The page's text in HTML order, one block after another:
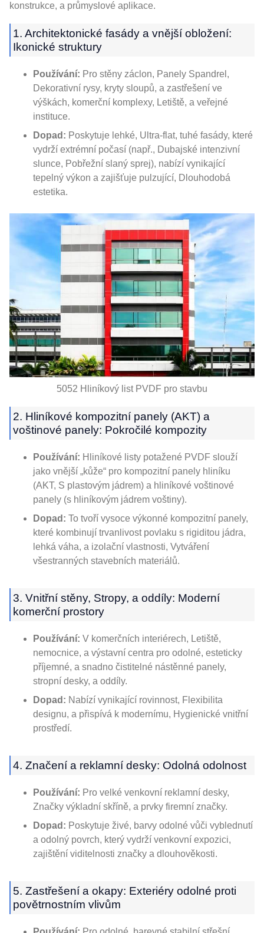
konstrukce, a průmyslové aplikace.
1. Architektonické fasády a vnější obložení:
Ikonické struktury
Používání: Pro stěny záclon, Panely Spandrel,
Dekorativní rysy, kryty sloupů, a zastřešení ve
výškách, komerční komplexy, Letiště, a veřejné
instituce.
Dopad: Poskytuje lehké, Ultra-flat, tuhé fasády, které
vydrží extrémní počasí (např., Dubajské intenzivní
slunce, Pobřežní slaný sprej), nabízí vynikající
tepelný výkon a zajišťuje pulzující, Dlouhodobá
estetika.
5052 Hliníkový list PVDF pro stavbu
2. Hliníkové kompozitní panely (AKT) a
voštinové panely: Pokročilé kompozity
Používání: Hliníkové listy potažené PVDF slouží
jako vnější „kůže“ pro kompozitní panely hliníku
(AKT, S plastovým jádrem) a hliníkové voštinové
panely (s hliníkovým jádrem voštiny).
Dopad: To tvoří vysoce výkonné kompozitní panely,
které kombinují trvanlivost povlaku s rigiditou jádra,
lehká váha, a izolační vlastnosti, Vytváření
všestranných stavebních materiálů.
3. Vnitřní stěny, Stropy, a oddíly: Moderní
komerční prostory
Používání: V komerčních interiérech, Letiště,
nemocnice, a výstavní centra pro odolné, esteticky
příjemné, a snadno čistitelné nástěnné panely,
stropní desky, a oddíly.
Dopad: Nabízí vynikající rovinnost, Flexibilita
designu, a přispívá k modernímu, Hygienické vnitřní
prostředí.
4. Značení a reklamní desky: Odolná odolnost
Používání: Pro velké venkovní reklamní desky,
Značky výkladní skříně, a prvky firemní značky.
Dopad: Poskytuje živé, barvy odolné vůči vyblednutí
a odolný povrch, který vydrží venkovní expozici,
zajištění viditelnosti značky a dlouhověkosti.
5. Zastřešení a okapy: Exteriéry odolné proti
povětrnostním vlivům